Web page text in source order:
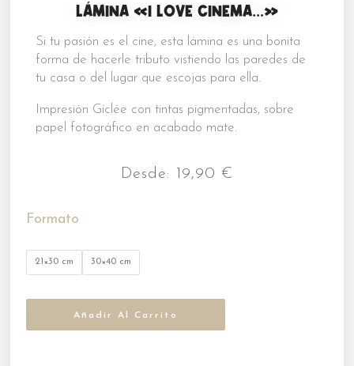
LÁMINA «I LOVE CINEMA…»
Si tu pasión es el cine, esta lámina es una bonita
forma de hacerle tributo vistiendo las paredes de
tu casa o del lugar que escojas para ella.
Impresión Giclée con tintas pigmentadas, sobre
papel fotográfico en acabado mate.
Desde: 19,90 €
Formato
21×30 cm 30×40 cm
Añadir Al Carrito